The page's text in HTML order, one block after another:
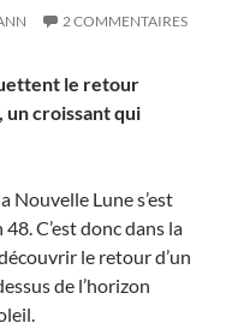
2 COMMENTAIRES
le retour
un croissant qui
Nouvelle Lune s’est
C’est donc dans la
le retour d’un
de l’horizon